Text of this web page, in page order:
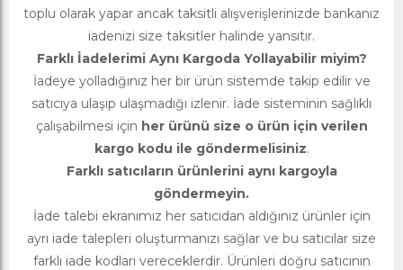
toplu olarak yapar ancak taksitli alışverişlerinizde bankanız
iadenizi size taksitler halinde yansıtır.
Farklı İadelerimi Aynı Kargoda Yollayabilir miyim?
İadeye yolladığınız her bir ürün sistemde takip edilir ve
satıcıya ulaşıp ulaşmadığı izlenir. İade sisteminin sağlıklı
çalışabilmesi için her ürünü size o ürün için verilen
kargo kodu ile göndermelisiniz.
Farklı satıcıların ürünlerini aynı kargoyla
göndermeyin.
İade talebi ekranımız her satıcıdan aldığınız ürünler için
ayrı iade talepleri oluşturmanızı sağlar ve bu satıcılar size
farklı iade kodları vereceklerdir. Ürünleri doğru satıcının